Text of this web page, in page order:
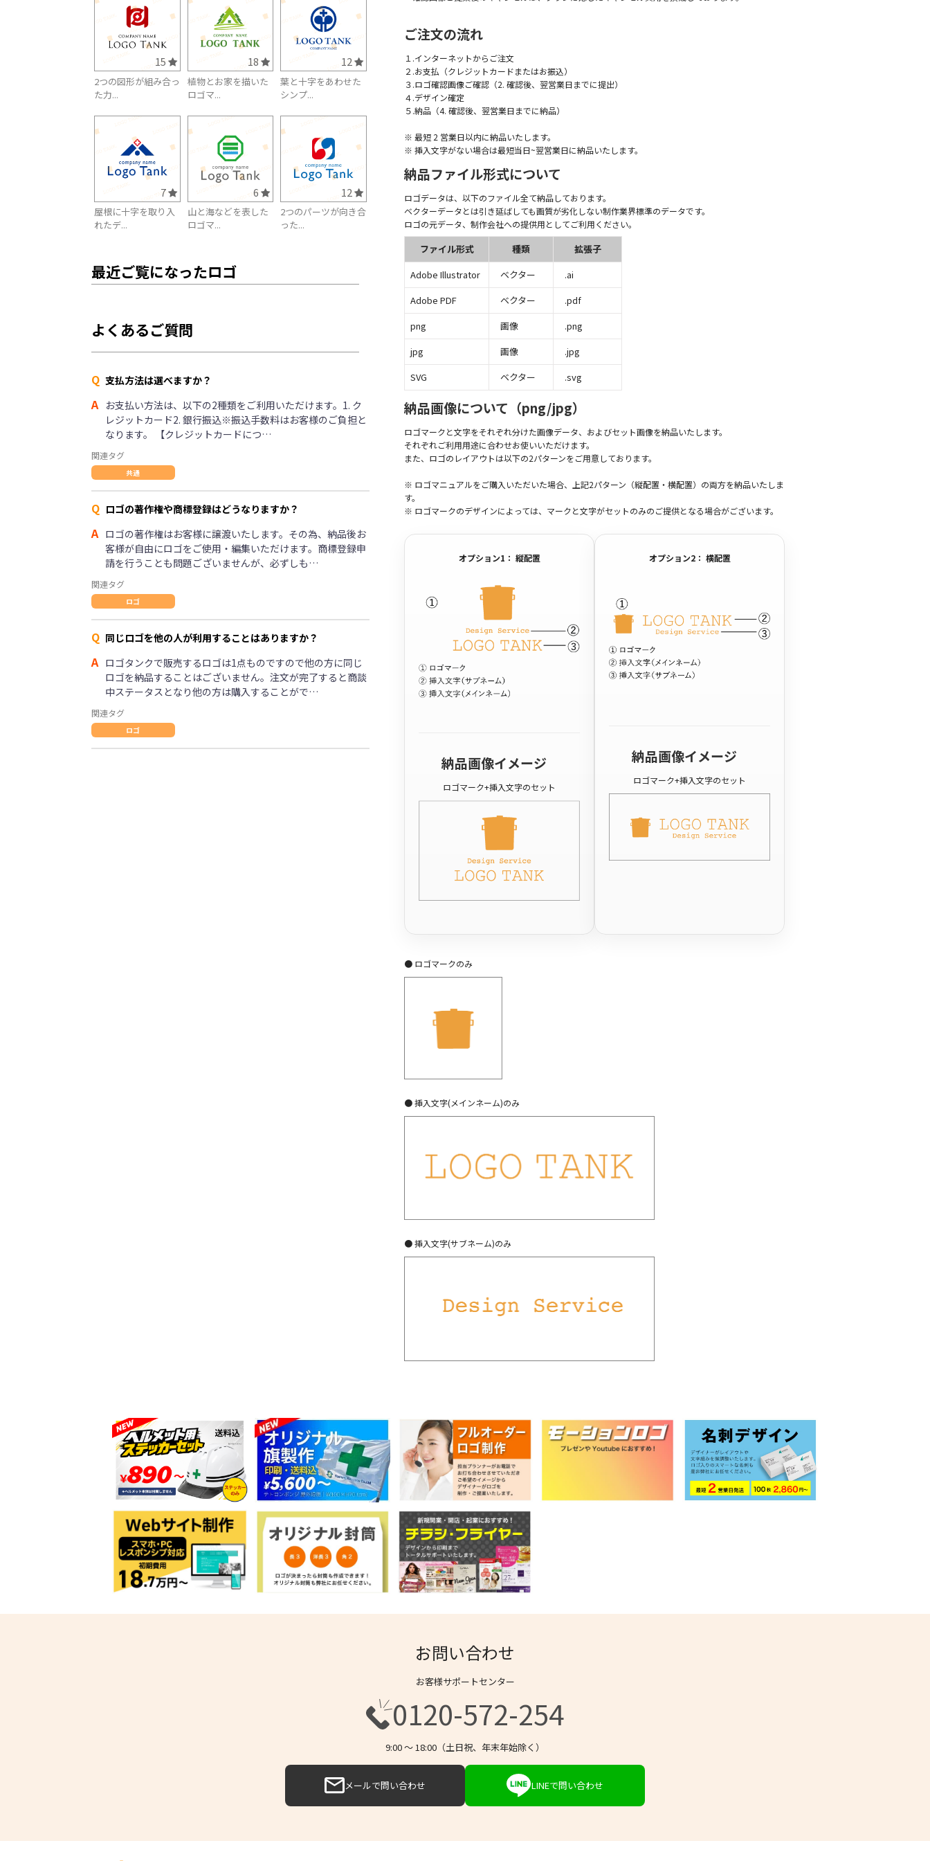
15
2つの図形が組み合っ
た力...
18
植物とお家を描いた
ロゴマ...
12
葉と十字をあわせた
シンプ...
7
屋根に十字を取り入
れたデ...
6
山と海などを表した
ロゴマ...
12
2つのパーツが向き合
った...
最近ご覧になったロゴ
よくあるご質問
Q 支払方法は選べますか？
A お支払い方法は、以下の2種類をご利用いただけます。1. ク
レジットカード2. 銀行振込※振込手数料はお客様のご負担と
なります。 【クレジットカードにつ…
関連タグ
共通
Q ロゴの著作権や商標登録はどうなりますか？
A ロゴの著作権はお客様に譲渡いたします。その為、納品後お
客様が自由にロゴをご使用・編集いただけます。商標登録申
請を行うことも問題ございませんが、必ずしも…
関連タグ
ロゴ
Q 同じロゴを他の人が利用することはありますか？
A ロゴタンクで販売するロゴは1点ものですので他の方に同じ
ロゴを納品することはございません。注文が完了すると商談
中ステータスとなり他の方は購入することがで…
関連タグ
ロゴ
ご注文の流れ
１.インターネットからご注文
２.お支払（クレジットカードまたはお振込）
３.ロゴ確認画像ご確認（2. 確認後、翌営業日までに提出）
４.デザイン確定
５.納品（4. 確認後、翌営業日までに納品）
※ 最短 2 営業日以内に納品いたします。
※ 挿入文字がない場合は最短当日~翌営業日に納品いたします。
納品ファイル形式について
ロゴデータは、以下のファイル全て納品しております。
ベクターデータとは引き延ばしても画質が劣化しない制作業界標準のデータです。
ロゴの元データ、制作会社への提供用としてご利用ください。
ファイル形式 種類
拡張子
Adobe Illustrator
ベクター
.ai
Adobe PDF
ベクター
.pdf
png
画像
.png
jpg
画像
.jpg
SVG
ベクター .svg
納品画像について（png/jpg）
ロゴマークと文字をそれぞれ分けた画像データ、およびセット画像を納品いたします。
それぞれご利用用途に合わせお使いいただけます。
また、ロゴのレイアウトは以下の2パターンをご用意しております。
※ ロゴマニュアルをご購入いただいた場合、上記2パターン（縦配置・横配置）の両方を納品いたしま
す。
※ ロゴマークのデザインによっては、マークと文字がセットのみのご提供となる場合がございます。
オプション1： 縦配置
納品画像イメージ
ロゴマーク+挿入文字のセット
オプション2： 横配置
納品画像イメージ
ロゴマーク+挿入文字のセット
● ロゴマークのみ
● 挿入文字(メインネーム)のみ
● 挿入文字(サブネーム)のみ
お問い合わせ
お客様サポートセンター
0120-572-254
9:00 〜 18:00（土日祝、年末年始除く）
メールで問い合わせ LINEで問い合わせ